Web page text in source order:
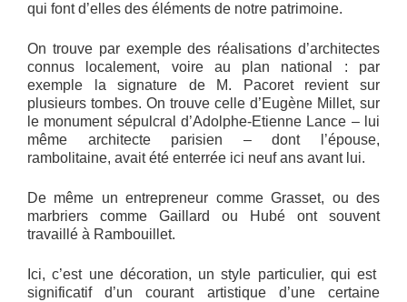
qui font d’elles des éléments de notre patrimoine.
On trouve par exemple des réalisations d’architectes
connus localement, voire au plan national : par
exemple la signature de M. Pacoret revient sur
plusieurs tombes. On trouve celle d’Eugène Millet, sur
le monument sépulcral d’Adolphe-Etienne Lance – lui
même architecte parisien – dont l’épouse,
rambolitaine, avait été enterrée ici neuf ans avant lui.
De même un entrepreneur comme Grasset, ou des
marbriers comme Gaillard ou Hubé ont souvent
travaillé à Rambouillet.
Ici, c’est une décoration, un style particulier, qui est
significatif d’un courant artistique d’une certaine